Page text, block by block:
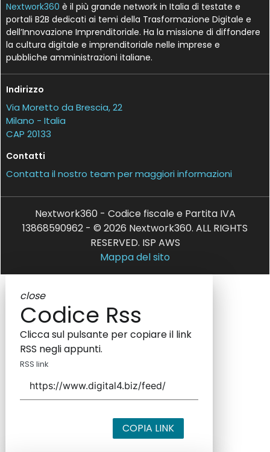
Nextwork360 è il più grande network in Italia di testate e
portali B2B dedicati ai temi della Trasformazione Digitale e
dell’Innovazione Imprenditoriale. Ha la missione di diffondere
la cultura digitale e imprenditoriale nelle imprese e
pubbliche amministrazioni italiane.
Indirizzo
Via Moretto da Brescia, 22
Milano - Italia
CAP 20133
Contatti
Contatta il nostro team per maggiori informazioni
Nextwork360 - Codice fiscale e Partita IVA
13868590962 - © 2026 Nextwork360. ALL RIGHTS
RESERVED. ISP AWS
Mappa del sito
close
Codice Rss
Clicca sul pulsante per copiare il link
RSS negli appunti.
RSS link
COPIA LINK